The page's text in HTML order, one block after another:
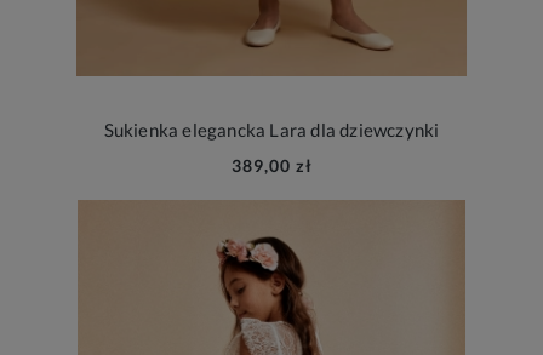
Sukienka elegancka Lara dla dziewczynki
389,00 zł